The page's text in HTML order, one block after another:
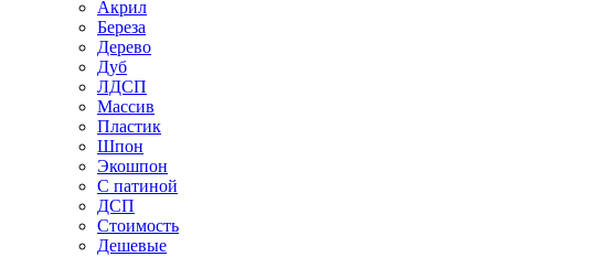
Акрил
Береза
Дерево
Дуб
ЛДСП
Массив
Пластик
Шпон
Экошпон
С патиной
ДСП
Стоимость
Дешевые